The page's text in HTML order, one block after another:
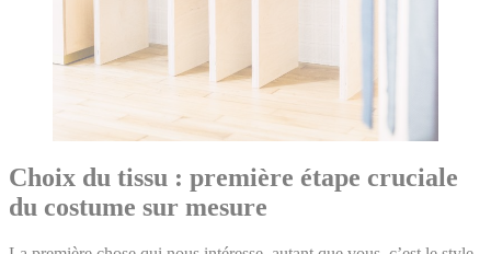
Choix du tissu : première étape cruciale
du costume sur mesure